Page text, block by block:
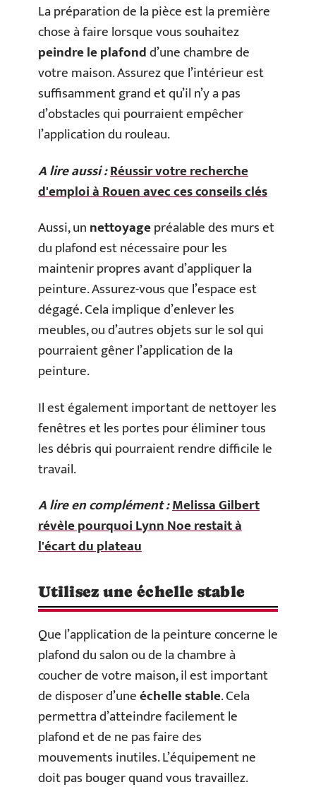
La préparation de la pièce est la première
chose à faire lorsque vous souhaitez
peindre le plafondd’une chambre de
votre maison. Assurez que l’intérieur est
suffisamment grand et qu’il n’y a pas
d’obstacles qui pourraient empêcher
l’application du rouleau.
A lire aussi :Réussir votre recherche
d'emploi à Rouen avec ces conseils clés
Aussi, unnettoyagepréalable des murs et
du plafond est nécessaire pour les
maintenir propres avant d’appliquer la
peinture. Assurez-vous que l’espace est
dégagé. Cela implique d’enlever les
meubles, ou d’autres objets sur le sol qui
pourraient gêner l’application de la
peinture.
Il est également important de nettoyer les
fenêtres et les portes pour éliminer tous
les débris qui pourraient rendre difficile le
travail.
A lire en complément :Melissa Gilbert
révèle pourquoi Lynn Noe restait à
l'écart du plateau
Utilisez une échelle stable
Que l’application de la peinture concerne le
plafond du salon ou de la chambre à
coucher de votre maison, il est important
de disposer d’uneéchelle stable. Cela
permettra d’atteindre facilement le
plafond et de ne pas faire des
mouvements inutiles. L’équipement ne
doit pas bouger quand vous travaillez.